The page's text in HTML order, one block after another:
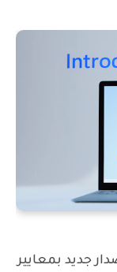
جديد بمعايير